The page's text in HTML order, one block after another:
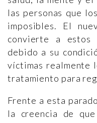
las personas que
imposibles. El
convierte a estos
debido a su
víctimas realmente
tratamiento para
Frente a esta
la creencia de